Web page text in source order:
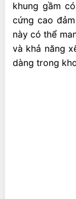
khung gầm
cứng cao
này có thể
và khả năng
dàng trong